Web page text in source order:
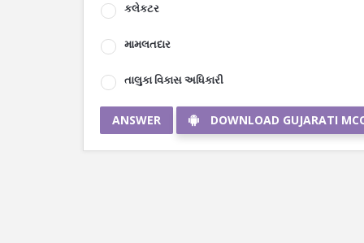
કલેકટર
મામલતદાર
તાલુકા વિકાસ અધિકારી
ANSWER DOWNLOAD GUJARATI